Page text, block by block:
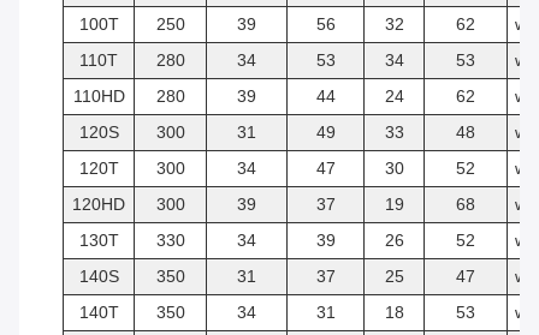
100T
250 39 56 32 62
w/y
110T
280 34 53 34 53
w/y
110HD
280 39 44 24 62
w/y
120S
300 31 49 33 48
w/y
120T
300 34 47 30 52
w/y
120HD
300 39 37 19 68
w/y
130T
330 34 39 26 52
w/y
140S
350 31 37 25 47
w/y
140T
350 34 31 18 53
w/y